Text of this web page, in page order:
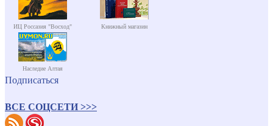
ИЦ Россазия "Восход" Книжный магазин
Наследие Алтая
Подписаться
ВСЕ СОЦСЕТИ >>>